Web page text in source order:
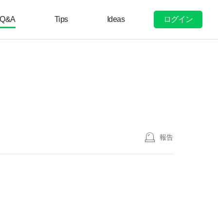
Q&A Tips Ideas ログイン
報告